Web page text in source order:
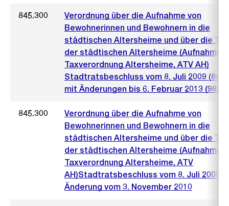
845.300
Verordnung über die Aufnahme von
Bewohnerinnen und Bewohnern in die
städtischen Altersheime und über die
der städtischen Altersheime (Aufnahme-
Taxverordnung Altersheime, ATV AH)
Stadtratsbeschluss vom 8. Juli 2009 (884)
mit Änderungen bis 6. Februar 2013 (98)
845.300
Verordnung über die Aufnahme von
Bewohnerinnen und Bewohnern in die
städtischen Altersheime und über die
der städtischen Altersheime (Aufnahme-
Taxverordnung Altersheime, ATV
AH)Stadtratsbeschluss vom 8. Juli
Änderung vom 3. November 2010